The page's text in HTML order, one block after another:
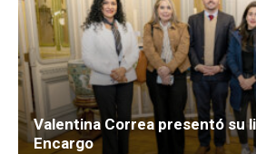
Valentina Correa presentó su
Encargo